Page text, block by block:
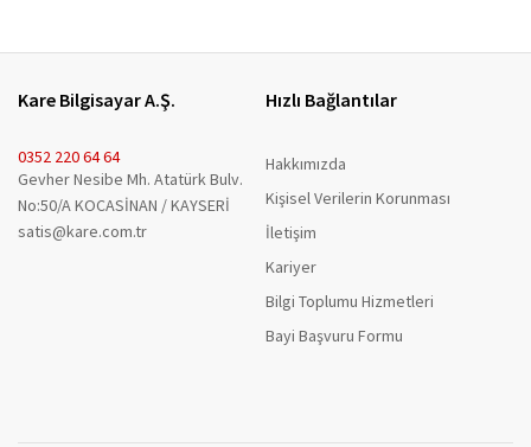
Kare Bilgisayar A.Ş.
0352 220 64 64
Gevher Nesibe Mh. Atatürk Bulv.
No:50/A KOCASİNAN / KAYSERİ
satis@kare.com.tr
Hızlı Bağlantılar
Hakkımızda
Kişisel Verilerin Korunması
İletişim
Kariyer
Bilgi Toplumu Hizmetleri
Bayi Başvuru Formu